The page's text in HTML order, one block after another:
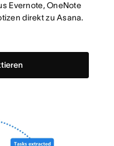
Evernote, OneNote
direkt zu Asana.